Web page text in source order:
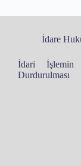
İdare
İdari İşlemin
Durdurulması